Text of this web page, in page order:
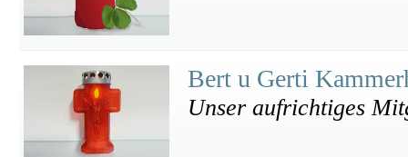
Bert u Gerti
Unser aufrichtiges